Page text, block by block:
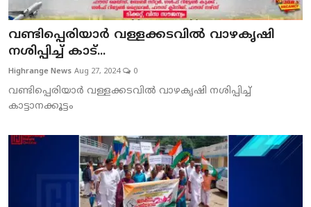
വണ്ടിപ്പെരിയാര്‍ വള്ളക്കടവില്‍ വാഴകൃഷി
നശിപ്പിച്ച് കാട്...
Highrange News Aug 27, 2024 0
വണ്ടിപ്പെരിയാര്‍ വള്ളക്കടവില്‍ വാഴകൃഷി നശിപ്പിച്ച്
കാട്ടാനക്കൂട്ടം